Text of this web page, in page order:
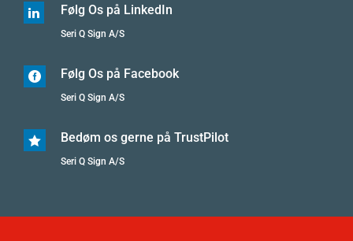
 Følg Os på LinkedIn
Seri Q Sign A/S
 Følg Os på Facebook
Seri Q Sign A/S
 Bedøm os gerne på TrustPilot
Seri Q Sign A/S